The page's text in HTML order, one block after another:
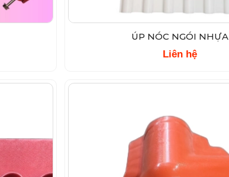
ÚP NÓC NGÓI NHỰA
Liên hệ